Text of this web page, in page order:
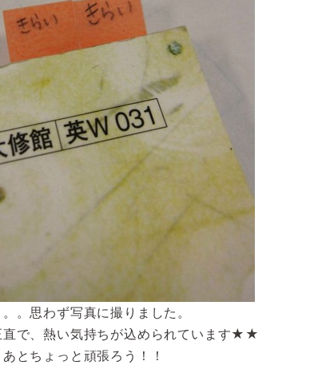
。思わず写真に撮りました。
直で、熱い気持ちが込められています★★
とちょっと頑張ろう！！